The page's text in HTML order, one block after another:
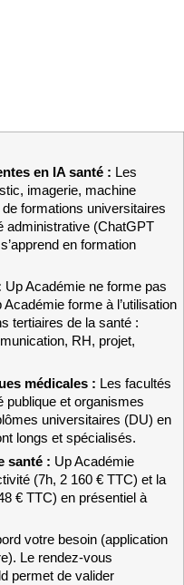
en IA santé : Les
imagerie, machine
formations universitaires
administrative (ChatGPT
en formation
Up Académie ne forme pas
forme à l’utilisation
tertiaires de la santé :
RH, projet,
médicales : Les facultés
publique et organismes
universitaires (DU) en
longs et spécialisés.
santé : Up Académie
(7h, 2 160 € TTC) et la
€ TTC) en présentiel à
votre besoin (application
Le rendez-vous
permet de valider